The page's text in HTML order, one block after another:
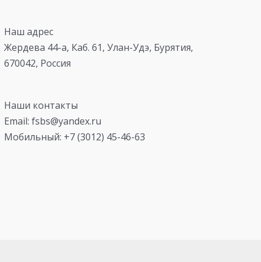
Наш адрес
Жердева 44-а, Каб. 61, Улан-Удэ, Бурятия,
670042, Россия
Наши контакты
Email: fsbs@yandex.ru
Мобильный: +7 (3012) 45-46-63